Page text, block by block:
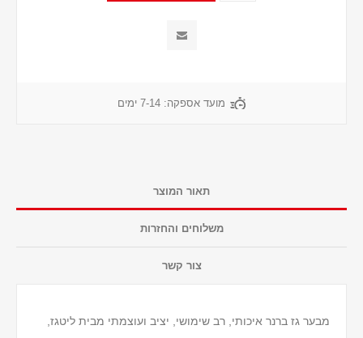
מועד אספקה: 7-14 ימים
תאור המוצר
משלוחים והחזרות
צור קשר
מבער גז ברנר איכותי, רב שימושי, יציב ועוצמתי מבית ליטגז,